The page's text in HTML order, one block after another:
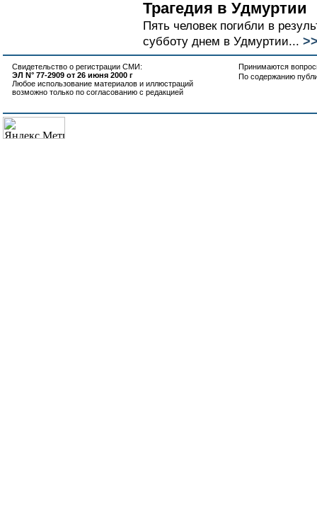
Трагедия в Удмуртии
Пять человек погибли в
субботу днем в Удмуртии...
Свидетельство о регистрации СМИ:
ЭЛ N° 77-2909 от 26 июня 2000 г
Любое использование материалов и иллюстраций
возможно только по согласованию с редакцией
Принимаются
По содержанию